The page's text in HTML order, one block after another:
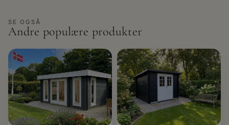
SE OGSÅ
Andre populære produkter